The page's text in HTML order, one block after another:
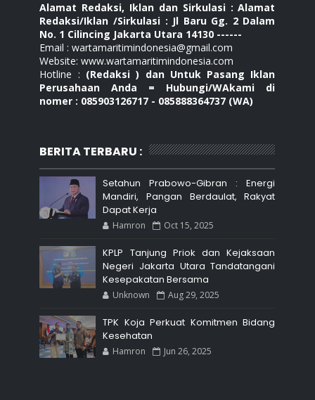
Alamat Redaksi, Iklan dan Sirkulasi : Alamat
Redaksi/Iklan /Sirkulasi : Jl Baru Gg. 2 Dalam
No. 1 Cilincing Jakarta Utara 14130 ------
Email : wartamaritimindonesia@gmail.com
Website: www.wartamaritimindonesia.com
Hotline : (Redaksi ) dan Untuk Pasang Iklan
Perusahaan Anda = Hubungi/WAkami di
nomer : 085903126717 - 085888364737 (WA)
BERITA TERBARU :
Setahun Prabowo-Gibran : Energi
Mandiri, Pangan Berdaulat, Rakyat
Dapat Kerja
Hamron Oct 15, 2025
KPLP Tanjung Priok dan Kejaksaan
Negeri Jakarta Utara Tandatangani
Kesepakatan Bersama
Unknown Aug 29, 2025
TPK Koja Perkuat Komitmen Bidang
Kesehatan
Hamron Jun 26, 2025